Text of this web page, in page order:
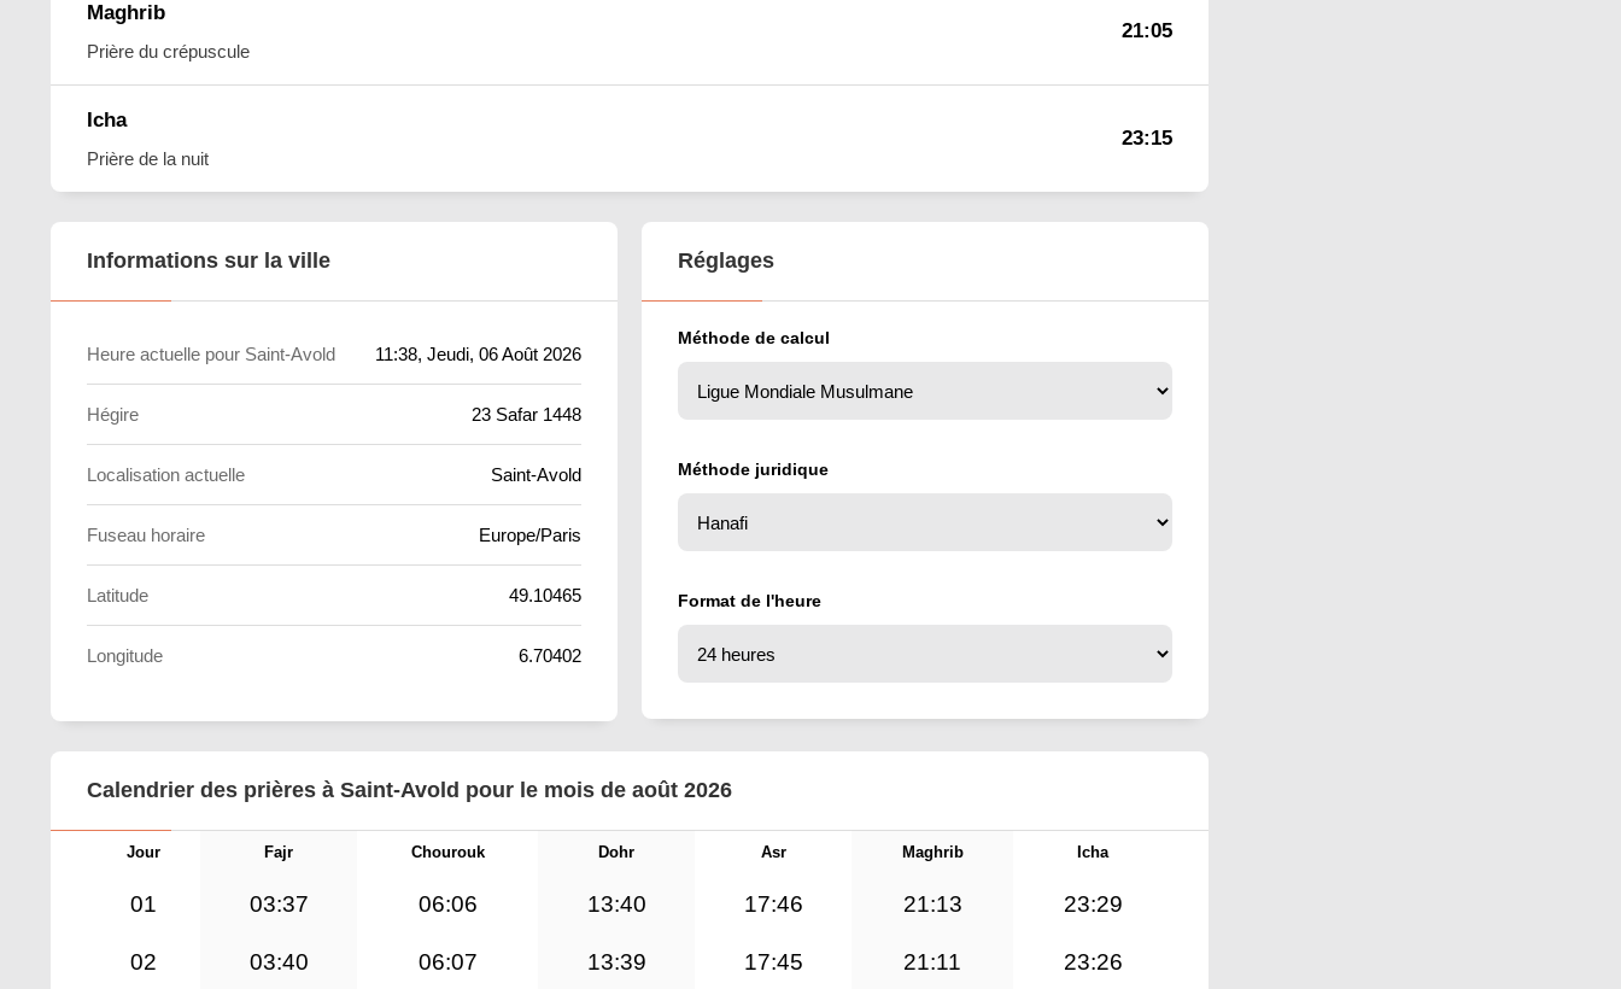
Maghrib
Prière du crépuscule
21:05
Icha
Prière de la nuit
23:15
Informations sur la ville
Heure actuelle pour Saint-Avold 11:38, Jeudi, 06 Août 2026
Hégire 23 Safar 1448
Localisation actuelle Saint-Avold
Fuseau horaire Europe/Paris
Latitude 49.10465
Longitude 6.70402
Réglages
Méthode de calcul
Méthode juridique
Format de l'heure
Calendrier des prières à Saint-Avold pour le mois de août 2026
Jour Fajr Chourouk Dohr Asr Maghrib Icha
01 03:37 06:06 13:40 17:46 21:13 23:29
02 03:40 06:07 13:39 17:45 21:11 23:26